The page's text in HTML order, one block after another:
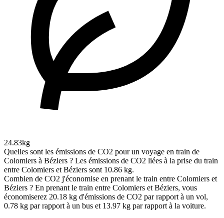
24.83kg
Quelles sont les émissions de CO2 pour un voyage en train de
Colomiers à Béziers ? Les émissions de CO2 liées à la prise du train
entre Colomiers et Béziers sont 10.86 kg.
Combien de CO2 j'économise en prenant le train entre Colomiers et
Béziers ? En prenant le train entre Colomiers et Béziers, vous
économiserez 20.18 kg d'émissions de CO2 par rapport à un vol,
0.78 kg par rapport à un bus et 13.97 kg par rapport à la voiture.